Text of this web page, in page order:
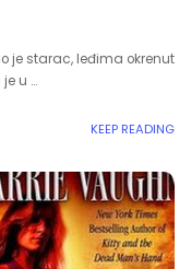
je starac, leđima okrenut
u …
KEEP READING